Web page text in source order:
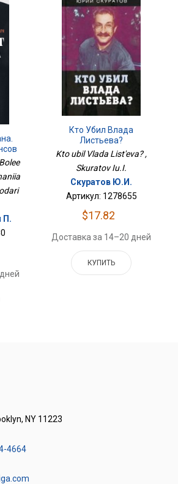
П.
Кто Убил Влада
Листьева?
Kto ubil Vlada List'eva? ,
Skuratov Iu.I.
Скуратов Ю.И.
Артикул: 1278655
$17.82
Доставка за 14–20 дней
КУПИТЬ
NY 11223
4664